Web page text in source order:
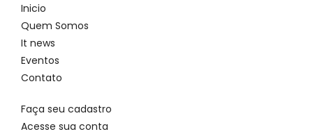
Inicio
Quem Somos
It news
Eventos
Contato
Faça seu cadastro
Acesse sua conta